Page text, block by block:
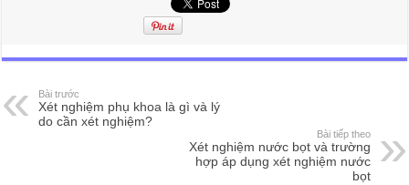
Bài trước
Xét nghiệm phụ khoa là gì và lý
do cần xét nghiệm?
Bài tiếp theo
Xét nghiệm nước bọt và trường
hợp áp dụng xét nghiệm nước
bọt